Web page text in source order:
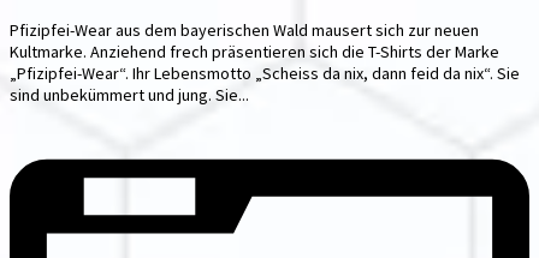
Pfizipfei-Wear aus dem bayerischen Wald mausert sich zur neuen
Kultmarke. Anziehend frech präsentieren sich die T-Shirts der Marke
„Pfizipfei-Wear“. Ihr Lebensmotto „Scheiss da nix, dann feid da nix“. Sie
sind unbekümmert und jung. Sie...